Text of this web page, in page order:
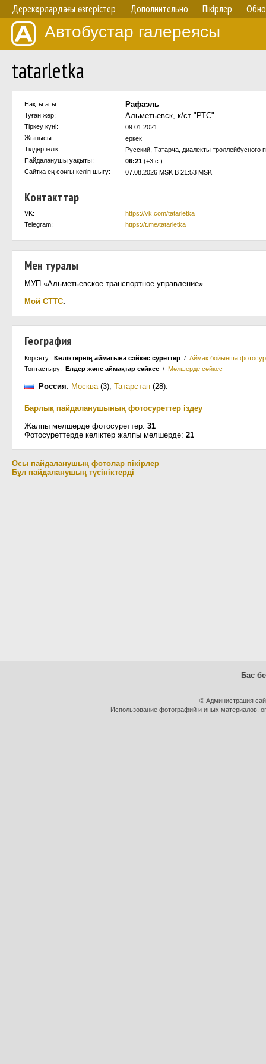
Дерекқорлардағы өзгерістер Дополнительно Пікірлер
Автобустар галереясы
tatarletka
Нақты аты: Рафаэль
Туған жер: Альметьевск, к/ст "РТС"
Тіркеу күні:
09.01.2021
Жынысы:
еркек
Тілдер іелік:
Русский, Татарча, диалекты троллейбусного
Пайдаланушы уақыты:
06:21 (+3 с.)
Сайтқа ең соңғы келіп шығү:
07.08.2026 MSK В 21:53 MSK
Контакттар
VK:
https://vk.com/tatarletka
Telegram:
https://t.me/tatarletka
Мен туралы
МУП «Альметьевское транспортное управление»
Мой СТТС.
География
Көрсету: Көліктернің аймағына сәйкес суреттер / Аймақ бойынша
Топтастыру: Елдер және аймақтар сәйкес / Мөлшерде сәйкес
Россия: Москва(3), Татарстан (28).
Барлық пайдаланушының фотосуреттер іздеу
Жалпы мөлшерде фотосуреттер: 31
Фотосуреттерде көліктер жалпы мөлшерде: 21
Осы пайдаланушың фотолар пікірлер
Бұл пайдаланушың түсініктерді
Бас
© Администрация
Использование фотографий и иных материалов,